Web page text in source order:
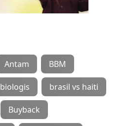
Antam BBM
biologis brasil vs haiti
Buyback